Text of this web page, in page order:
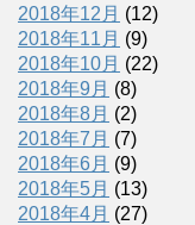
2018年12月 (12)
2018年11月 (9)
2018年10月 (22)
2018年9月 (8)
2018年8月 (2)
2018年7月 (7)
2018年6月 (9)
2018年5月 (13)
2018年4月 (27)